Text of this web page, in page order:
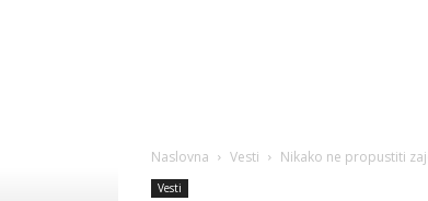
Naslovna Vesti Nikako ne propustiti
Vesti